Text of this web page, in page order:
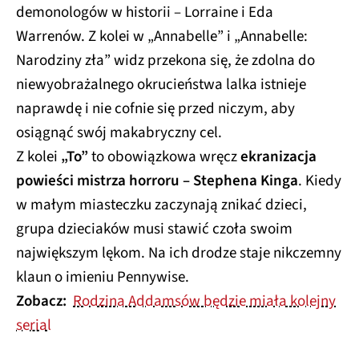
demonologów w historii – Lorraine i Eda
Warrenów. Z kolei w „Annabelle” i „Annabelle:
Narodziny zła” widz przekona się, że zdolna do
niewyobrażalnego okrucieństwa lalka istnieje
naprawdę i nie cofnie się przed niczym, aby
osiągnąć swój makabryczny cel.
Z kolei „To”to obowiązkowa wręczekranizacja
powieści mistrza horroru – Stephena Kinga. Kiedy
w małym miasteczku zaczynają znikać dzieci,
grupa dzieciaków musi stawić czoła swoim
największym lękom. Na ich drodze staje nikczemny
klaun o imieniu Pennywise.
Zobacz: Rodzina Addamsów będzie miała kolejny
serial